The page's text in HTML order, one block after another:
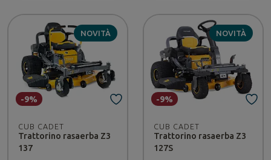
NOVITÀ
CUB CADET
Trattorino rasaerba Z3
137
-9%
NOVITÀ
CUB CADET
Trattorino rasaerba Z3
127S
-9%